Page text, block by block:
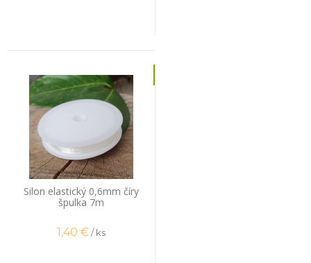
Silon elastický 0,6mm číry
špulka 7m
1,40 € / ks